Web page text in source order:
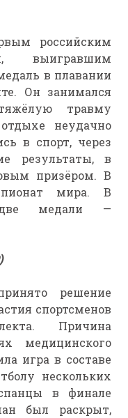
российским
выигравшим
в плавании
Он занимался
травму
неудачно
в спорт, через
результаты, в
призёром. В
мира. В
две медали —
решение
спортсменов
Причина
медицинского
игра в составе
нескольких
в финале
был раскрыт,